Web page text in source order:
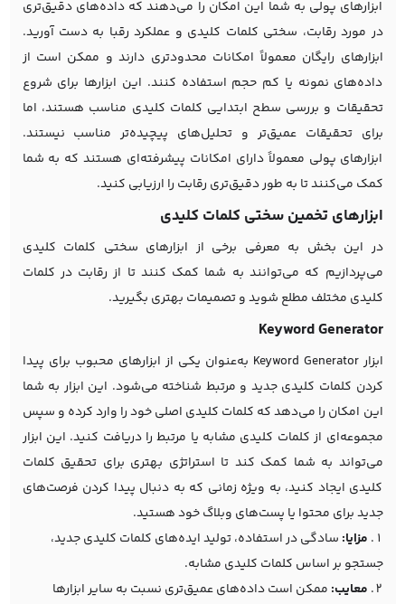
ابزارهای پولی به شما این امکان را می‌دهند که داده‌های دقیق‌تری
در مورد رقابت، سختی کلمات کلیدی و عملکرد رقبا به دست آورید.
ابزارهای رایگان معمولاً امکانات محدودتری دارند و ممکن است از
داده‌های نمونه یا کم حجم استفاده کنند. این ابزارها برای شروع
تحقیقات و بررسی سطح ابتدایی کلمات کلیدی مناسب هستند، اما
برای تحقیقات عمیق‌تر و تحلیل‌های پیچیده‌تر مناسب نیستند.
ابزارهای پولی معمولاً دارای امکانات پیشرفته‌ای هستند که به شما
کمک می‌کنند تا به طور دقیق‌تری رقابت را ارزیابی کنید.
ابزارهای تخمین سختی کلمات کلیدی
در این بخش به معرفی برخی از ابزارهای سختی کلمات کلیدی
می‌پردازیم که می‌توانند به شما کمک کنند تا از رقابت در کلمات
کلیدی مختلف مطلع شوید و تصمیمات بهتری بگیرید.
Keyword Generator
ابزار Keyword Generator به‌عنوان یکی از ابزارهای محبوب برای پیدا
کردن کلمات کلیدی جدید و مرتبط شناخته می‌شود. این ابزار به شما
این امکان را می‌دهد که کلمات کلیدی اصلی خود را وارد کرده و سپس
مجموعه‌ای از کلمات کلیدی مشابه یا مرتبط را دریافت کنید. این ابزار
می‌تواند به شما کمک کند تا استراتژی بهتری برای تحقیق کلمات
کلیدی ایجاد کنید، به ویژه زمانی که به دنبال پیدا کردن فرصت‌های
جدید برای محتوا یا پست‌های وبلاگ خود هستید.
مزایا: سادگی در استفاده، تولید ایده‌های کلمات کلیدی جدید،
جستجو بر اساس کلمات کلیدی مشابه.
معایب: ممکن است داده‌های عمیق‌تری نسبت به سایر ابزارها